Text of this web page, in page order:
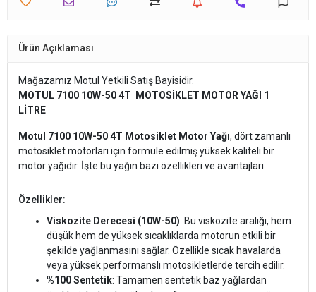
Ürün Açıklaması
Mağazamız Motul Yetkili Satış Bayisidir.
MOTUL 7100 10W-50 4T
MOTOSİKLET MOTOR YAĞI 1
LİTRE
Motul 7100 10W-50 4T Motosiklet Motor Yağı, dört zamanlı
motosiklet motorları için formüle edilmiş yüksek kaliteli bir
motor yağıdır. İşte bu yağın bazı özellikleri ve avantajları:
Özellikler:
Viskozite Derecesi (10W-50): Bu viskozite aralığı, hem
düşük hem de yüksek sıcaklıklarda motorun etkili bir
şekilde yağlanmasını sağlar. Özellikle sıcak havalarda
veya yüksek performanslı motosikletlerde tercih edilir.
%100 Sentetik: Tamamen sentetik baz yağlardan